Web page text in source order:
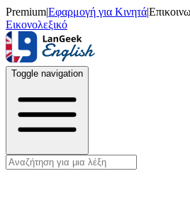
Premium|Εφαρμογή για Κινητά|
Εικονολεξικό
Toggle navigation